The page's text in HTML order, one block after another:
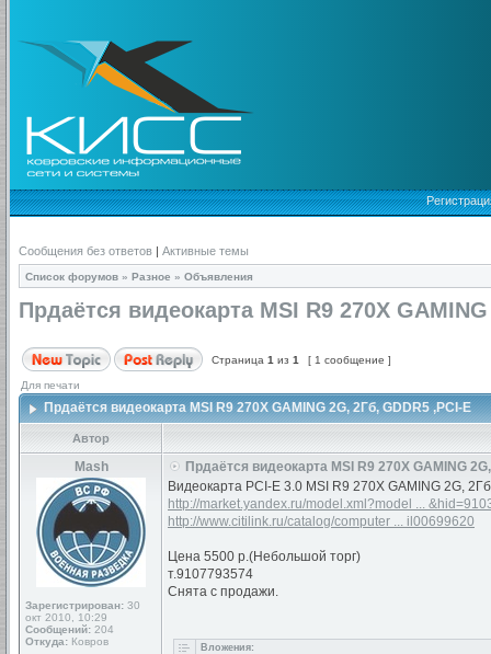
Сообщения без ответов | Активные темы
Список форумов » Разное » Объявления
Прдаётся видеокарта MSI R9 270X
Страница 1 из 1 [ 1 сообщение ]
Для печати
Прдаётся видеокарта MSI R9 270X GAMING 2G, 2Гб, GDDR5 ,PCI-E
Автор
Mash
Зарегистрирован: 30
окт 2010, 10:29
Сообщений: 204
Откуда: Ковров
Прдаётся видеокарта MSI R9 270X GAMING
Видеокарта PCI-E 3.0 MSI R9 270X GAMING 2G,
http://market.yandex.ru/model.xml?model ...
http://www.citilink.ru/catalog/computer ... il00699620
Цена 5500 р.(Небольшой торг)
т.9107793574
Снята с продажи.
Вложения: